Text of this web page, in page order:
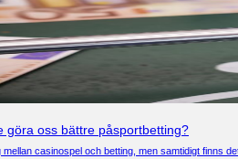
göra oss bättre påsportbetting?
mellan casinospel och betting, men samtidigt finns